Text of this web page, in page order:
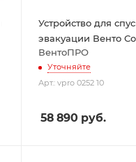
Устройство для
эвакуации Венто
ВентоПРО
Уточняйте
Арт.: vpro 0252 10
58 890 руб.